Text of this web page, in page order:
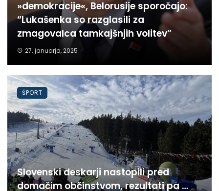
»demokracije«, Belorusije sporočajo:
“Lukašenka so razglasili za
zmagovalca tamkajšnjih volitev”
27. januarja, 2025
Slovenski deskarji nastopili pred
domačim občinstvom, rezultati pa …
ŠPORT